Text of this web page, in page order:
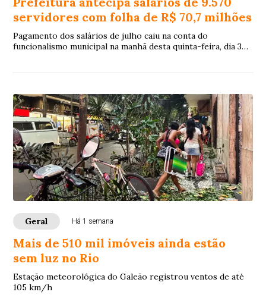
servidores com folha de R$ 70,7 milhões
Pagamento dos salários de julho caiu na conta do
funcionalismo municipal na manhã desta quinta-feira, dia 30
Geral Há 1 semana
Mais de 510 mil imóveis ainda estão
sem luz no Rio
Estação meteorológica do Galeão registrou ventos de até
105 km/h